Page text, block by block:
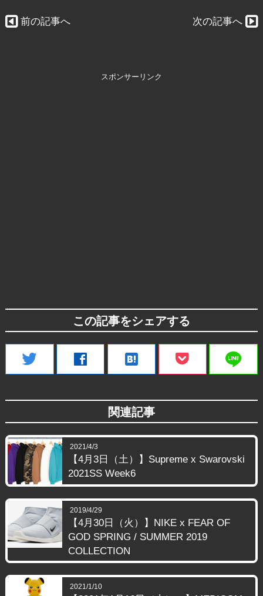
前の記事へ 次の記事へ
スポンサーリンク
この記事をシェアする
twitter facebook hatenabookmark line
関連記事
2021/4/3
【4月3日（土）】Supreme x Swarovski
2021SS Week6
2019/4/29
【4月30日（火）】NIKE x FEAR OF
GOD SPRING / SUMMER 2019
COLLECTION
2021/1/10